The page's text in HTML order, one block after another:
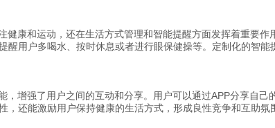
健康和运动，还在生活方式管理和智能提醒方面发挥着重要
醒用户多喝水、按时休息或者进行眼保健操等。定制化的智能
，增强了用户之间的互动和分享。用户可以通过APP分享自
，还能激励用户保持健康的生活方式，形成良性竞争和互助氛